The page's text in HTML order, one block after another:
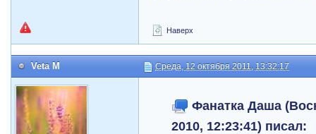
Наверх
Veta M Среда, 12 октября 2011, 13:32:17
Фанатка Даша
2010, 12:23:41) писал: